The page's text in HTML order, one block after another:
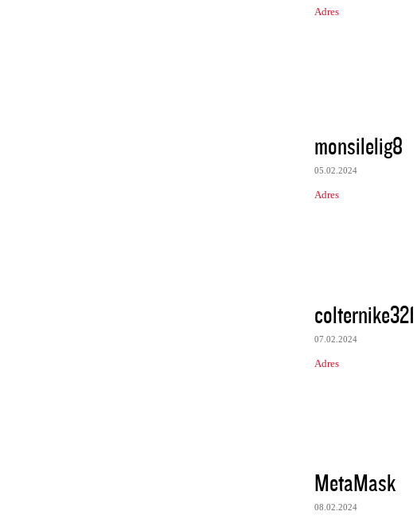
Adres
monsilelig8
05.02.2024
Adres
colternike321
07.02.2024
Adres
MetaMask
08.02.2024